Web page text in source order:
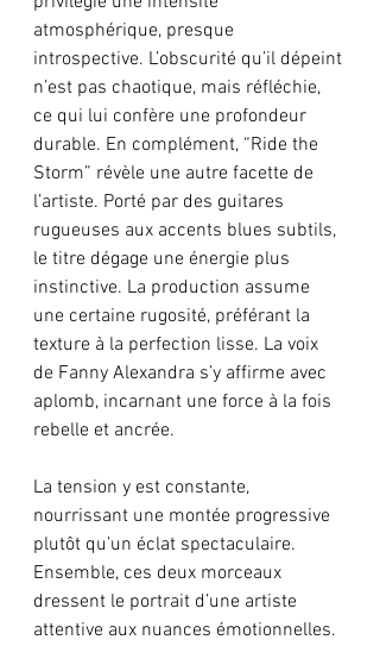
atmosphérique, presque
introspective. L’obscurité qu’il dépeint
n’est pas chaotique, mais réfléchie,
ce qui lui confère une profondeur
durable. En complément, “Ride the
Storm” révèle une autre facette de
l’artiste. Porté par des guitares
rugueuses aux accents blues subtils,
le titre dégage une énergie plus
instinctive. La production assume
une certaine rugosité, préférant la
texture à la perfection lisse. La voix
de Fanny Alexandra s’y affirme avec
aplomb, incarnant une force à la fois
rebelle et ancrée.
La tension y est constante,
nourrissant une montée progressive
plutôt qu’un éclat spectaculaire.
Ensemble, ces deux morceaux
dressent le portrait d’une artiste
attentive aux nuances émotionnelles.